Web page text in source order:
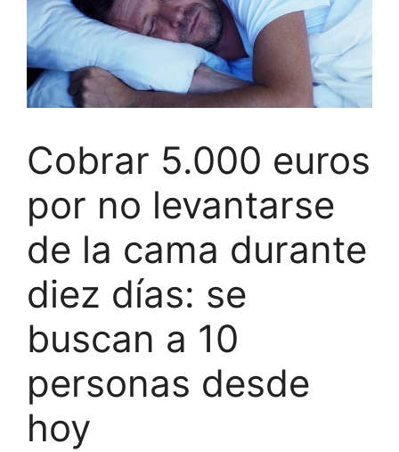
Cobrar 5.000 euros
por no levantarse
de la cama durante
diez días: se
buscan a 10
personas desde
hoy